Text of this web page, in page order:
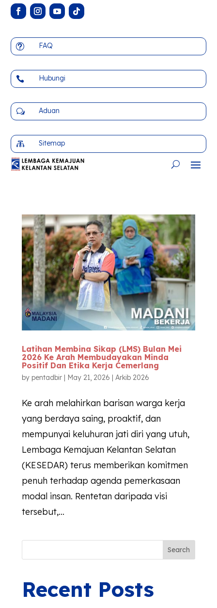
t FAQ
 Hubungi
w Aduan
 Sitemap
Latihan Membina Sikap (LMS) Bulan Mei
2026 Ke Arah Membudayakan Minda
Positif Dan Etika Kerja Cemerlang
by pentadbir| May 21, 2026 | Arkib 2026
Ke arah melahirkan barisan warga kerja
yang berdaya saing, proaktif, dan
mempunyai keluhuran jati diri yang utuh,
Lembaga Kemajuan Kelantan Selatan
(KESEDAR) terus memberikan komitmen
penuh terhadap agenda pemerkasaan
modal insan. Rentetan daripada visi
tersebut,...
Search
Recent Posts